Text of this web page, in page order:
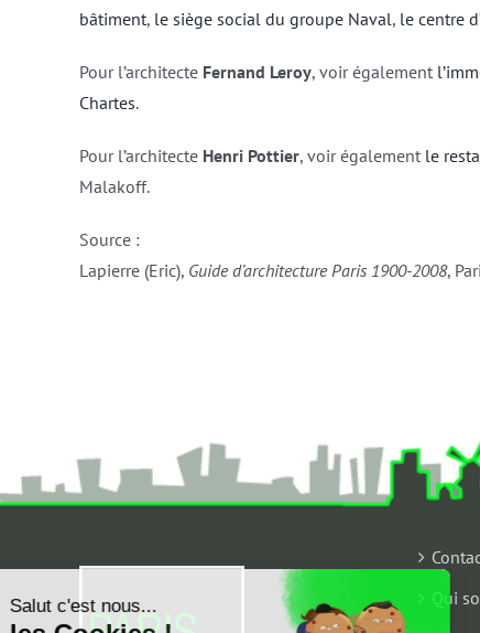
bâtiment, le siège social du groupe Naval, le centre
Pour l’architecte Fernand Leroy, voir également
Chartes.
Pour l’architecte Henri Pottier, voir également le
Malakoff.
Source :
Lapierre (Eric), Guide d’architecture Paris 1900-2008,
Qui
Salut c'est nous...